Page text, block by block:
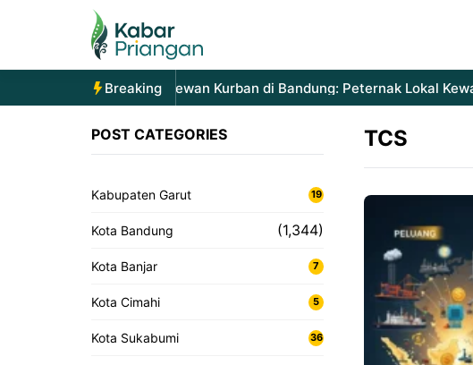
Breaking
Lonjakan Permintaan Hewan Kurban di Bandung: Peternak Lokal
TCS
POST CATEGORIES
Kabupaten Garut 19
Kota Bandung (1,344)
Kota Banjar 7
Kota Cimahi 5
Kota Sukabumi 36